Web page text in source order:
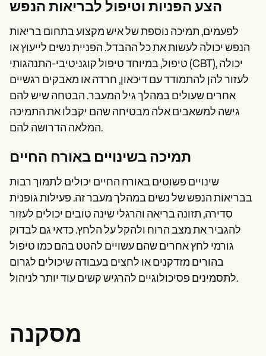
הצע הפניות וטיפול לבריאות הנפש
לפעמים, תמיכה נוספת של איש מקצוע בתחום בריאות
הנפש יכולה לעשות את כל ההבדל. הפניית נשים לייעוץ או
טיפול, במיוחד טיפול קוגניטיבי-התנהגותי (CBT), יכולה
לעזור להן להתמודד עם דיכאון, חרדה או מאבקים רגשיים
אחרים שעולים במהלך גיל המעבר. הבטחה שיש להם
גישה למשאבים אלה מבטיחה שהם יקבלו את התמיכה
המלאה הדרושה להם.
תמיכה בשינויים באורח החיים
שינויים פשוטים באורח החיים יכולים לתמוך רבות
בבריאות הנפש של נשים במהלך מעבר זה. פעילות גופנית
סדירה, תזונה בריאה והרגלי שינה טובים יכולים לעזור
להגביר את מצב הרוח ולהקל על הלחץ. כדאי גם לבדוק
גורמי לחץ אחרים שהם עשויים להטט בהם כמו טיפול
בהורים מזדקנים או לחצים בעבודה שיכולים לגרום
לתסמינים פסיכולוגיים להרגיש קשים עוד יותר לניהול.
מסקנה